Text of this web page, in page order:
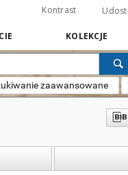
Kontrast
KOLEKCJE
zaawansowane